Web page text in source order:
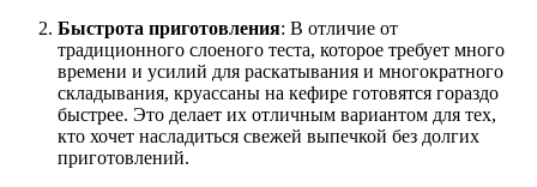
Быстрота приготовления: В отличие от
традиционного слоеного теста, которое требует много
времени и усилий для раскатывания и многократного
складывания, круассаны на кефире готовятся гораздо
быстрее. Это делает их отличным вариантом для тех,
кто хочет насладиться свежей выпечкой без долгих
приготовлений.